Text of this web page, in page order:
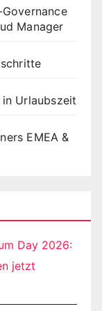
Manager
Urlaubszeit
EMEA &
Day 2026:
jetzt